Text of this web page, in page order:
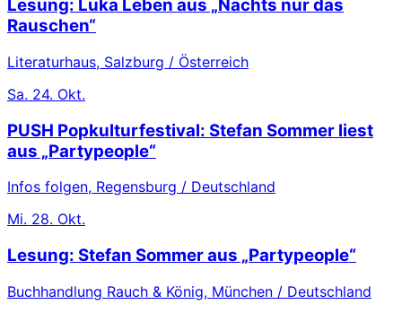
Lesung: Luka Leben aus „Nachts nur das
Rauschen“
Literaturhaus, Salzburg / Österreich
Sa. 24. Okt.
PUSH Popkulturfestival: Stefan Sommer liest
aus „Partypeople“
Infos folgen, Regensburg / Deutschland
Mi. 28. Okt.
Lesung: Stefan Sommer aus „Partypeople“
Buchhandlung Rauch & König, München / Deutschland